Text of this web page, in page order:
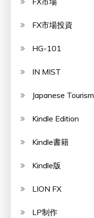
FX市場投資
HG-101
IN MIST
Japanese Tourism
Kindle Edition
Kindle書籍
Kindle版
LION FX
LP制作